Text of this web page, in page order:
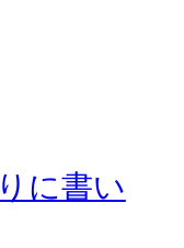
に書い